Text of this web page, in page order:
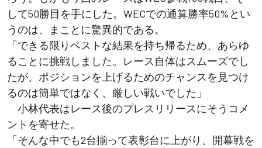
して50勝目を手にした。WECでの通算勝率50%とい
うのは、まことに驚異的である。
「できる限りベストな結果を持ち帰るため、あらゆ
ることに挑戦しました。レース自体はスムーズでし
たが、ポジションを上げるためのチャンスを見つけ
るのは簡単ではなく、厳しい戦いでした」
小林代表はレース後のプレスリリースにそうコメ
ントを寄せた。
「そんな中でも2台揃って表彰台に上がり、開幕戦を